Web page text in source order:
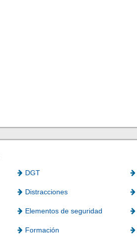
DGT
Distracciones
Elementos de seguridad
Formación